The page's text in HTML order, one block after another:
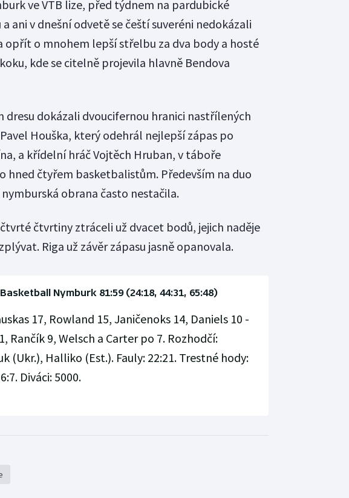
ve VTB lize, před týdnem na pardubické
ani v dnešní odvetě se čeští suveréni nedokázali
opřít o mnohem lepší střelbu za dva body a hosté
kde se citelně projevila hlavně Bendova
dresu dokázali dvoucifernou hranici nastřílených
Houška, který odehrál nejlepší zápas po
a křídelní hráč Vojtěch Hruban, v táboře
hned čtyřem basketbalistům. Především na duo
obrana často nestačila.
čtvrtiny ztráceli už dvacet bodů, jejich naděje
Riga už závěr zápasu jasně opanovala.
Basketball Nymburk 81:59 (24:18, 44:31, 65:48)
17, Rowland 15, Janičenoks 14, Daniels 10 -
Rančík 9, Welsch a Carter po 7. Rozhodčí:
(Ukr.), Halliko (Est.). Fauly: 22:21. Trestné hody:
Diváci: 5000.